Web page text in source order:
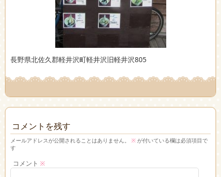
長野県北佐久郡軽井沢町軽井沢旧軽井沢805
コメントを残す
メールアドレスが公開されることはありません。 ※ が付いている欄は必須項目で
す
コメント ※